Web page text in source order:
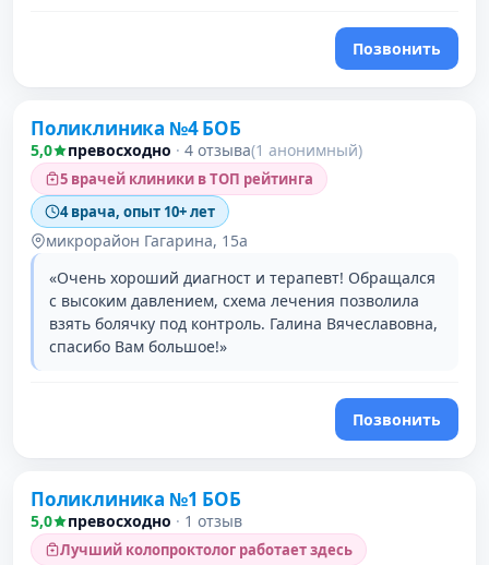
Позвонить
Поликлиника №4 БОБ
5,0 превосходно · 4 отзыва(1 анонимный)
5 врачей клиники в ТОП рейтинга
4 врача, опыт 10+ лет
микрорайон Гагарина, 15а
«Очень хороший диагност и терапевт! Обращался
с высоким давлением, схема лечения позволила
взять болячку под контроль. Галина Вячеславовна,
спасибо Вам большое!»
Позвонить
Поликлиника №1 БОБ
5,0 превосходно · 1 отзыв
Лучший колопроктолог работает здесь